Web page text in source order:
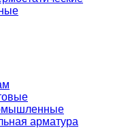
арматура